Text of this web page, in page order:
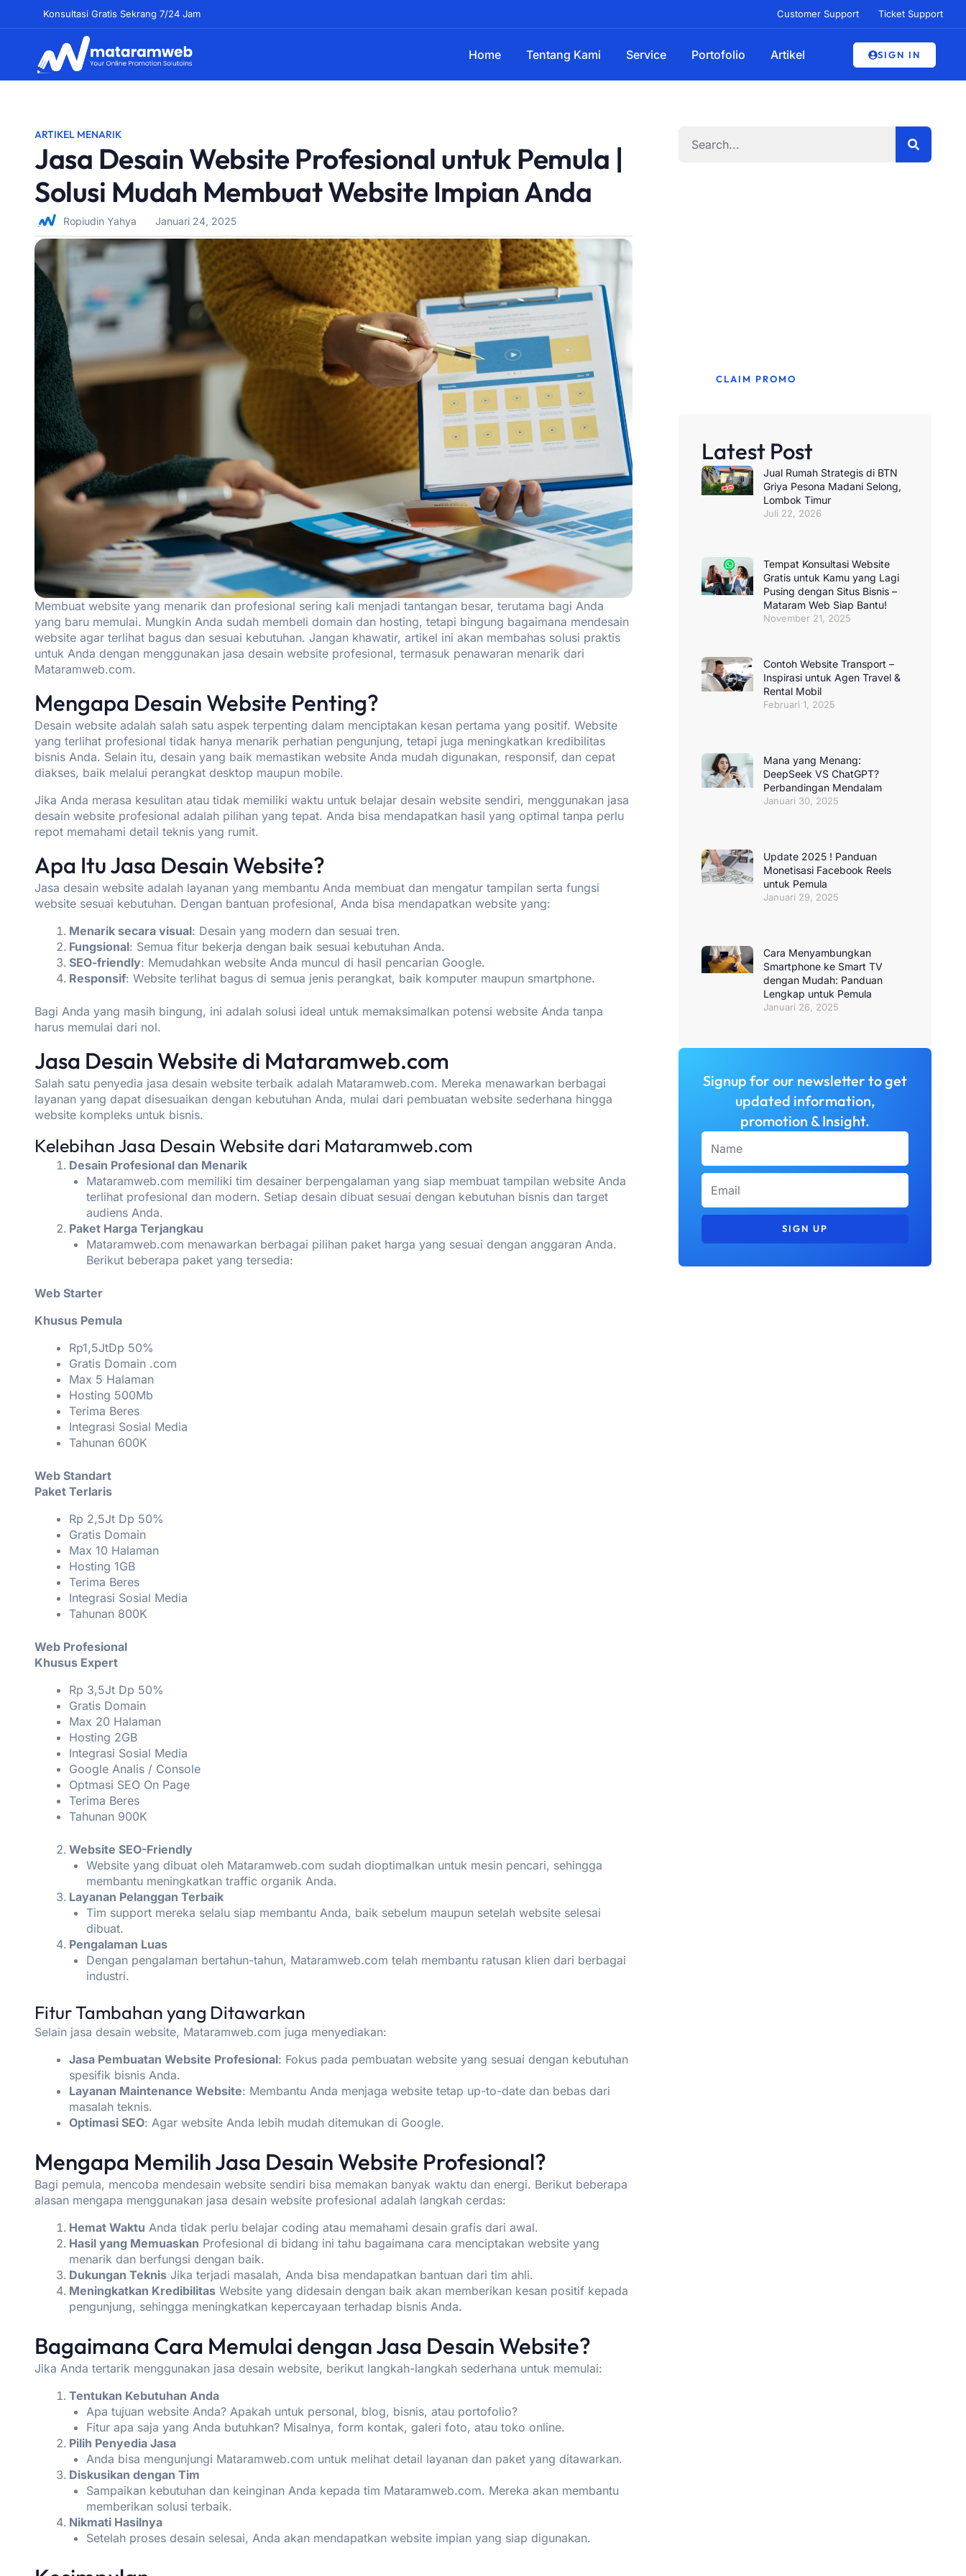
Konsultasi Gratis Sekrang 7/24 Jam Customer Support Ticket Support
Home Tentang Kami Service Portofolio Artikel SIGN IN
ARTIKEL MENARIK
Jasa Desain Website Profesional untuk Pemula |
Solusi Mudah Membuat Website Impian Anda
Ropiudin Yahya Januari 24, 2025
Membuat website yang menarik dan profesional sering kali menjadi tantangan besar, terutama bagi Anda
yang baru memulai. Mungkin Anda sudah membeli domain dan hosting, tetapi bingung bagaimana mendesain
website agar terlihat bagus dan sesuai kebutuhan. Jangan khawatir, artikel ini akan membahas solusi praktis
untuk Anda dengan menggunakan jasa desain website profesional, termasuk penawaran menarik dari
Mataramweb.com.
Mengapa Desain Website Penting?
Desain website adalah salah satu aspek terpenting dalam menciptakan kesan pertama yang positif. Website
yang terlihat profesional tidak hanya menarik perhatian pengunjung, tetapi juga meningkatkan kredibilitas
bisnis Anda. Selain itu, desain yang baik memastikan website Anda mudah digunakan, responsif, dan cepat
diakses, baik melalui perangkat desktop maupun mobile.
Jika Anda merasa kesulitan atau tidak memiliki waktu untuk belajar desain website sendiri, menggunakan jasa
desain website profesional adalah pilihan yang tepat. Anda bisa mendapatkan hasil yang optimal tanpa perlu
repot memahami detail teknis yang rumit.
Apa Itu Jasa Desain Website?
Jasa desain website adalah layanan yang membantu Anda membuat dan mengatur tampilan serta fungsi
website sesuai kebutuhan. Dengan bantuan profesional, Anda bisa mendapatkan website yang:
Menarik secara visual: Desain yang modern dan sesuai tren.
Fungsional: Semua fitur bekerja dengan baik sesuai kebutuhan Anda.
SEO-friendly: Memudahkan website Anda muncul di hasil pencarian Google.
Responsif: Website terlihat bagus di semua jenis perangkat, baik komputer maupun smartphone.
Bagi Anda yang masih bingung, ini adalah solusi ideal untuk memaksimalkan potensi website Anda tanpa
harus memulai dari nol.
Jasa Desain Website di Mataramweb.com
Salah satu penyedia jasa desain website terbaik adalah Mataramweb.com. Mereka menawarkan berbagai
layanan yang dapat disesuaikan dengan kebutuhan Anda, mulai dari pembuatan website sederhana hingga
website kompleks untuk bisnis.
Kelebihan Jasa Desain Website dari Mataramweb.com
Desain Profesional dan Menarik
Mataramweb.com memiliki tim desainer berpengalaman yang siap membuat tampilan website Anda
terlihat profesional dan modern. Setiap desain dibuat sesuai dengan kebutuhan bisnis dan target
audiens Anda.
Paket Harga Terjangkau
Mataramweb.com menawarkan berbagai pilihan paket harga yang sesuai dengan anggaran Anda.
Berikut beberapa paket yang tersedia:
Web Starter
Khusus Pemula
Rp1,5JtDp 50%
Gratis Domain .com
Max 5 Halaman
Hosting 500Mb
Terima Beres
Integrasi Sosial Media
Tahunan 600K
Web Standart
Paket Terlaris
Rp 2,5Jt Dp 50%
Gratis Domain
Max 10 Halaman
Hosting 1GB
Terima Beres
Integrasi Sosial Media
Tahunan 800K
Web Profesional
Khusus Expert
Rp 3,5Jt Dp 50%
Gratis Domain
Max 20 Halaman
Hosting 2GB
Integrasi Sosial Media
Google Analis / Console
Optmasi SEO On Page
Terima Beres
Tahunan 900K
Website SEO-Friendly
Website yang dibuat oleh Mataramweb.com sudah dioptimalkan untuk mesin pencari, sehingga
membantu meningkatkan traffic organik Anda.
Layanan Pelanggan Terbaik
Tim support mereka selalu siap membantu Anda, baik sebelum maupun setelah website selesai
dibuat.
Pengalaman Luas
Dengan pengalaman bertahun-tahun, Mataramweb.com telah membantu ratusan klien dari berbagai
industri.
Fitur Tambahan yang Ditawarkan
Selain jasa desain website, Mataramweb.com juga menyediakan:
Jasa Pembuatan Website Profesional: Fokus pada pembuatan website yang sesuai dengan kebutuhan
spesifik bisnis Anda.
Layanan Maintenance Website: Membantu Anda menjaga website tetap up-to-date dan bebas dari
masalah teknis.
Optimasi SEO: Agar website Anda lebih mudah ditemukan di Google.
Mengapa Memilih Jasa Desain Website Profesional?
Bagi pemula, mencoba mendesain website sendiri bisa memakan banyak waktu dan energi. Berikut beberapa
alasan mengapa menggunakan jasa desain website profesional adalah langkah cerdas:
Hemat Waktu Anda tidak perlu belajar coding atau memahami desain grafis dari awal.
Hasil yang Memuaskan Profesional di bidang ini tahu bagaimana cara menciptakan website yang
menarik dan berfungsi dengan baik.
Dukungan Teknis Jika terjadi masalah, Anda bisa mendapatkan bantuan dari tim ahli.
Meningkatkan Kredibilitas Website yang didesain dengan baik akan memberikan kesan positif kepada
pengunjung, sehingga meningkatkan kepercayaan terhadap bisnis Anda.
Bagaimana Cara Memulai dengan Jasa Desain Website?
Jika Anda tertarik menggunakan jasa desain website, berikut langkah-langkah sederhana untuk memulai:
Tentukan Kebutuhan Anda
Apa tujuan website Anda? Apakah untuk personal, blog, bisnis, atau portofolio?
Fitur apa saja yang Anda butuhkan? Misalnya, form kontak, galeri foto, atau toko online.
Pilih Penyedia Jasa
Anda bisa mengunjungi Mataramweb.com untuk melihat detail layanan dan paket yang ditawarkan.
Diskusikan dengan Tim
Sampaikan kebutuhan dan keinginan Anda kepada tim Mataramweb.com. Mereka akan membantu
memberikan solusi terbaik.
Nikmati Hasilnya
Setelah proses desain selesai, Anda akan mendapatkan website impian yang siap digunakan.
CLAIM PROMO
Latest Post
Jual Rumah Strategis di BTN
Griya Pesona Madani Selong,
Lombok Timur
Juli 22, 2026
Tempat Konsultasi Website
Gratis untuk Kamu yang Lagi
Pusing dengan Situs Bisnis –
Mataram Web Siap Bantu!
November 21, 2025
Contoh Website Transport –
Inspirasi untuk Agen Travel &
Rental Mobil
Februari 1, 2025
Mana yang Menang:
DeepSeek VS ChatGPT?
Perbandingan Mendalam
Januari 30, 2025
Update 2025 ! Panduan
Monetisasi Facebook Reels
untuk Pemula
Januari 29, 2025
Cara Menyambungkan
Smartphone ke Smart TV
dengan Mudah: Panduan
Lengkap untuk Pemula
Januari 26, 2025
Signup for our newsletter to get
updated information,
promotion & Insight.
Name
Email
SIGN UP